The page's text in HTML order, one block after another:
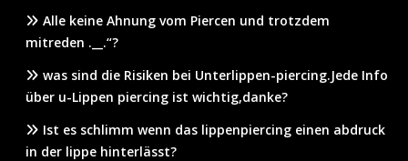
Alle keine Ahnung vom Piercen und trotzdem
mitreden .__.“?
was sind die Risiken bei Unterlippen-piercing.Jede Info
über u-Lippen piercing ist wichtig,danke?
Ist es schlimm wenn das lippenpiercing einen abdruck
in der lippe hinterlässt?